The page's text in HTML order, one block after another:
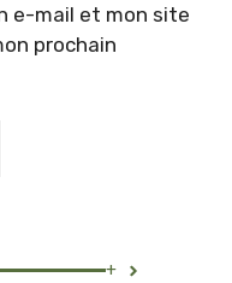
e-mail et mon site
prochain
+